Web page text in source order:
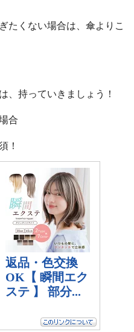
たくない場合は、傘よりこ
、持っていきましょう！
合
！